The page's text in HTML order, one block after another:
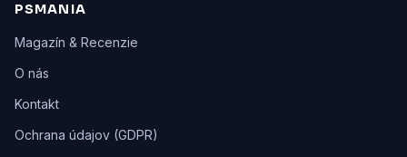
PSMANIA
Magazín & Recenzie
O nás
Kontakt
Ochrana údajov (GDPR)